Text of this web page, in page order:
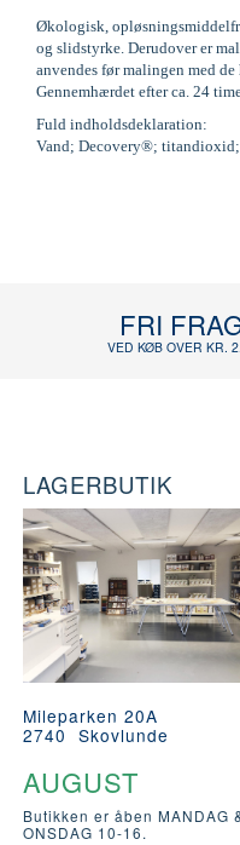
Økologisk,
og slidstyrke. Derudover er
anvendes før malingen med
Gennemhærdet efter ca. 24
Fuld indholdsdeklaration:
Vand; Decovery®;
FRI
VED KØB OVER KR.
LAGERBUTIK
Mileparken 20A
2740 Skovlunde
AUGUST
Butikken er åben MANDAG
ONSDAG 10-16.